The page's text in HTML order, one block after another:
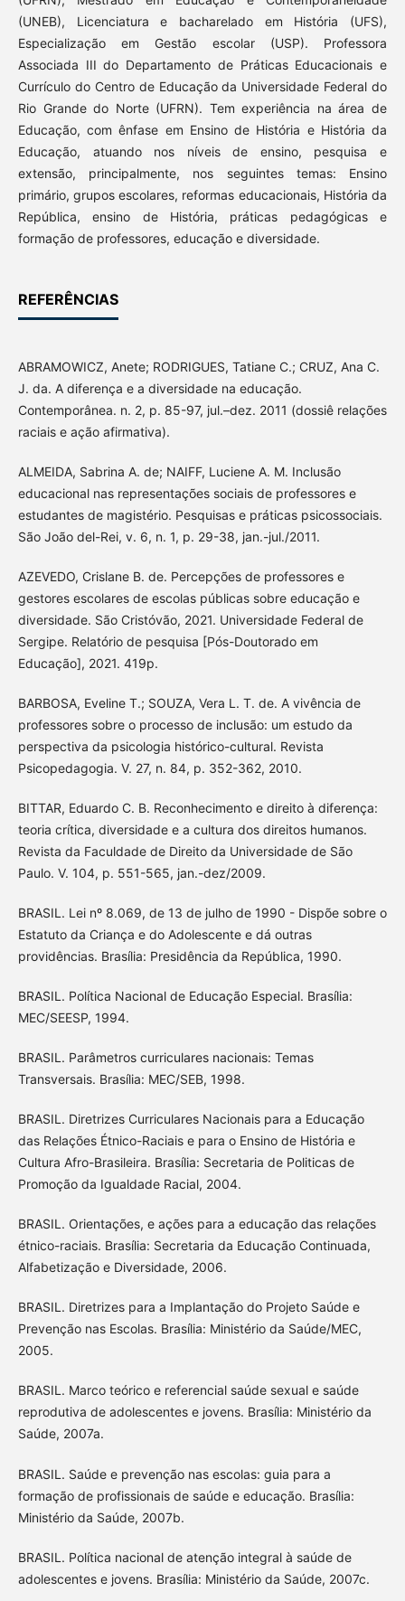
(UNEB), Licenciatura e bacharelado em História (UFS),
Especialização em Gestão escolar (USP). Professora
Associada III do Departamento de Práticas Educacionais e
Currículo do Centro de Educação da Universidade Federal do
Rio Grande do Norte (UFRN). Tem experiência na área de
Educação, com ênfase em Ensino de História e História da
Educação, atuando nos níveis de ensino, pesquisa e
extensão, principalmente, nos seguintes temas: Ensino
primário, grupos escolares, reformas educacionais, História da
República, ensino de História, práticas pedagógicas e
formação de professores, educação e diversidade.
REFERÊNCIAS
ABRAMOWICZ, Anete; RODRIGUES, Tatiane C.; CRUZ, Ana C.
J. da. A diferença e a diversidade na educação.
Contemporânea. n. 2, p. 85-97, jul.–dez. 2011 (dossiê relações
raciais e ação afirmativa).
ALMEIDA, Sabrina A. de; NAIFF, Luciene A. M. Inclusão
educacional nas representações sociais de professores e
estudantes de magistério. Pesquisas e práticas psicossociais.
São João del-Rei, v. 6, n. 1, p. 29-38, jan.-jul./2011.
AZEVEDO, Crislane B. de. Percepções de professores e
gestores escolares de escolas públicas sobre educação e
diversidade. São Cristóvão, 2021. Universidade Federal de
Sergipe. Relatório de pesquisa [Pós-Doutorado em
Educação], 2021. 419p.
BARBOSA, Eveline T.; SOUZA, Vera L. T. de. A vivência de
professores sobre o processo de inclusão: um estudo da
perspectiva da psicologia histórico-cultural. Revista
Psicopedagogia. V. 27, n. 84, p. 352-362, 2010.
BITTAR, Eduardo C. B. Reconhecimento e direito à diferença:
teoria crítica, diversidade e a cultura dos direitos humanos.
Revista da Faculdade de Direito da Universidade de São
Paulo. V. 104, p. 551-565, jan.-dez/2009.
BRASIL. Lei nº 8.069, de 13 de julho de 1990 - Dispõe sobre o
Estatuto da Criança e do Adolescente e dá outras
providências. Brasília: Presidência da República, 1990.
BRASIL. Política Nacional de Educação Especial. Brasília:
MEC/SEESP, 1994.
BRASIL. Parâmetros curriculares nacionais: Temas
Transversais. Brasília: MEC/SEB, 1998.
BRASIL. Diretrizes Curriculares Nacionais para a Educação
das Relações Étnico-Raciais e para o Ensino de História e
Cultura Afro-Brasileira. Brasília: Secretaria de Politicas de
Promoção da Igualdade Racial, 2004.
BRASIL. Orientações, e ações para a educação das relações
étnico-raciais. Brasília: Secretaria da Educação Continuada,
Alfabetização e Diversidade, 2006.
BRASIL. Diretrizes para a Implantação do Projeto Saúde e
Prevenção nas Escolas. Brasília: Ministério da Saúde/MEC,
2005.
BRASIL. Marco teórico e referencial saúde sexual e saúde
reprodutiva de adolescentes e jovens. Brasília: Ministério da
Saúde, 2007a.
BRASIL. Saúde e prevenção nas escolas: guia para a
formação de profissionais de saúde e educação. Brasília:
Ministério da Saúde, 2007b.
BRASIL. Política nacional de atenção integral à saúde de
adolescentes e jovens. Brasília: Ministério da Saúde, 2007c.